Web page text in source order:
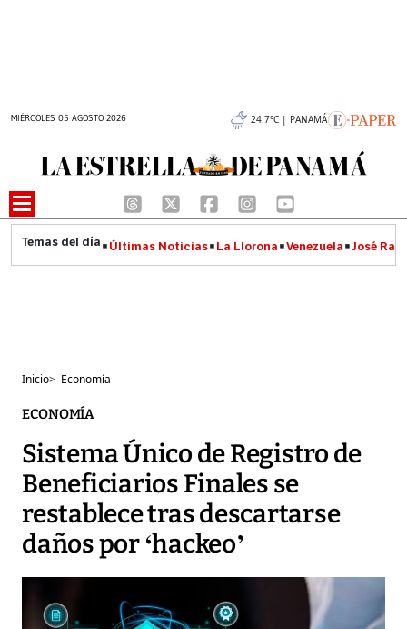
MIÉRCOLES 05 AGOSTO 2026 24.7°C | PANAMÁ
Últimas Noticias La Llorona Venezuela José
Inicio> Economía
ECONOMÍA
Sistema Único de Registro de
Beneficiarios Finales se
restablece tras descartarse
daños por ‘hackeo’